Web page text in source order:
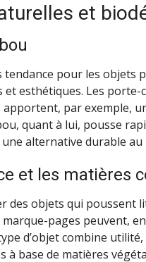
et
tendance pour les
esthétiques. Les porte-
par exemple,
quant à lui, pousse
alternative durable au
et les matières
des objets qui poussent
pages peuvent,
d’objet combine
à base de matières